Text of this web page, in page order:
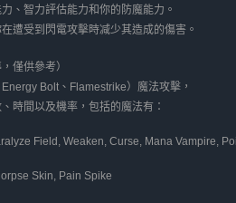
、智力評估能力和你的防魔能力。
遭受到閃電攻擊時减少其造成的傷害。
僅供參考）
Bolt、Flamestrike）魔法攻擊，
時間以及機率，包括的魔法有：
Field, Weaken, Curse, Mana Vampire,
Skin, Pain Spike